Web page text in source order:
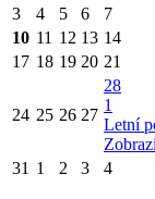
3
4 5 6 7
10 11 12 13 14
17 18 19 20 21
24 25 26 27
28
1
Letní
31 1 2 3 4